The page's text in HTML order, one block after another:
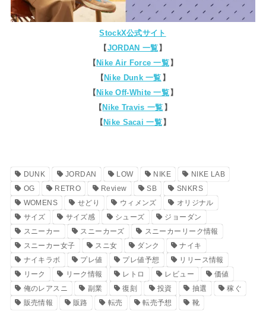
StockX公式サイト
【 JORDAN 一覧 】
【 Nike Air Force 一覧 】
【 Nike Dunk 一覧 】
【 Nike Off-White 一覧 】
【 Nike Travis 一覧 】
【 Nike Sacai 一覧 】
DUNK JORDAN LOW NIKE
NIKE LAB
OG
RETRO Review SB
SNKRS
WOMENS
せどり ウィメンズ
オリジナル
サイズ
サイズ感 シューズ
ジョーダン
スニーカー
スニーカーズ
スニーカーリーク情報
スニーカー女子
スニ女 ダンク
ナイキ
ナイキラボ
プレ値 プレ値予想
リリース情報
リーク
リーク情報 レトロ レビュー
価値
俺のレアスニ
副業 復刻 投資 抽選
稼ぐ
販売情報
販路 転売 転売予想 靴